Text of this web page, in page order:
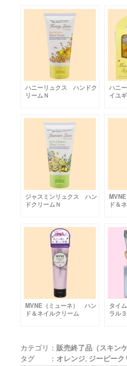
ハニーリュクス ハンドク
リームＮ
ハニ
イユ
ジャスミンリュクス ハン
ドクリームＮ
ド＆
PMR
MVNE（ミューネ） ハン
ド＆ネイルクリーム
PLR〔パープルライラッ
タイ
ラル
カテゴリ：販売終了品（スキンケ
タグ ： オレンジ, ジーピーク